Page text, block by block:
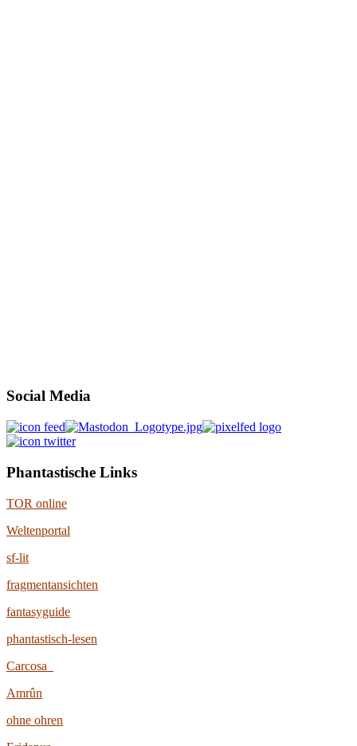
Social Media
Phantastische Links
TOR online
Weltenportal
sf-lit
fragmentansichten
fantasyguide
phantastisch-lesen
Carcosa
Amrûn
ohne ohren